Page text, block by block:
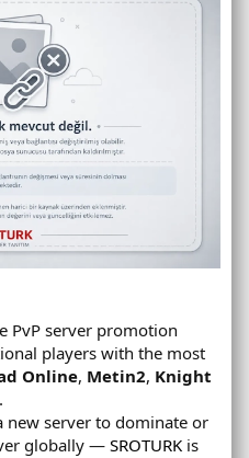
PvP server promotion
players with the most
Online, Metin2, Knight
.
server to dominate or
globally — SROTURK is